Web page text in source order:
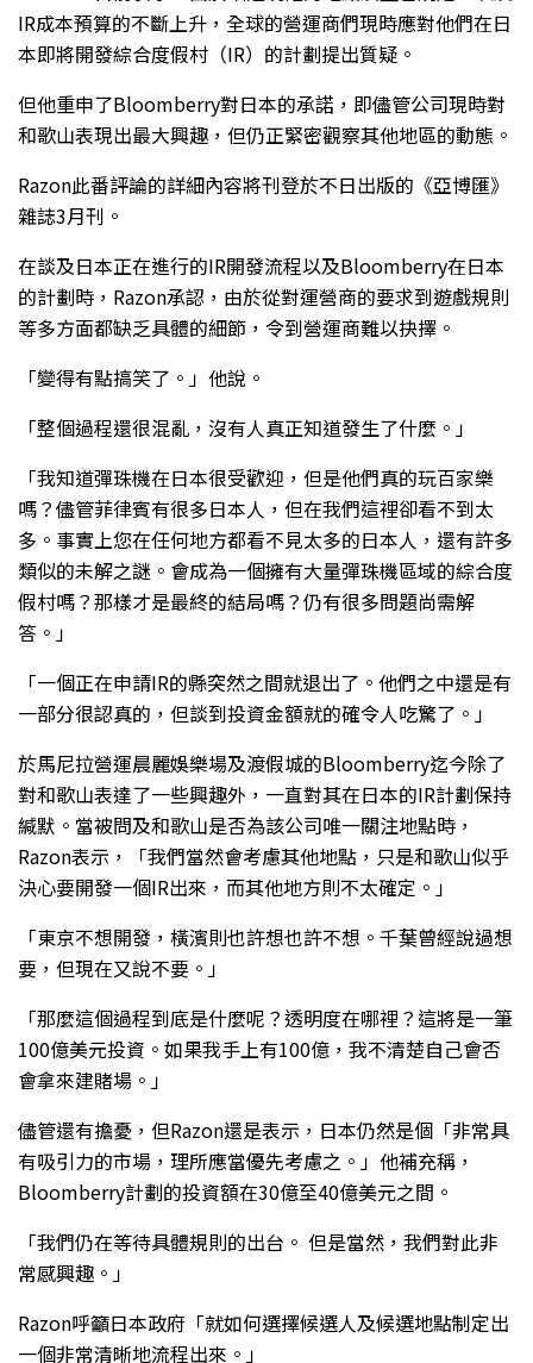
IR成本預算的不斷上升，全球的營運商們現時應對他們在日
本即將開發綜合度假村（IR）的計劃提出質疑。
但他重申了Bloomberry對日本的承諾，即儘管公司現時對
和歌山表現出最大興趣，但仍正緊密觀察其他地區的動態。
Razon此番評論的詳細內容將刊登於不日出版的《亞博匯》
雜誌3月刊。
在談及日本正在進行的IR開發流程以及Bloomberry在日本
的計劃時，Razon承認，由於從對運營商的要求到遊戲規則
等多方面都缺乏具體的細節，令到營運商難以抉擇。
「變得有點搞笑了。」他說。
「整個過程還很混亂，沒有人真正知道發生了什麼。」
「我知道彈珠機在日本很受歡迎，但是他們真的玩百家樂
嗎？儘管菲律賓有很多日本人，但在我們這裡卻看不到太
多。事實上您在任何地方都看不見太多的日本人，還有許多
類似的未解之謎。會成為一個擁有大量彈珠機區域的綜合度
假村嗎？那樣才是最終的結局嗎？仍有很多問題尚需解
答。」
「一個正在申請IR的縣突然之間就退出了。他們之中還是有
一部分很認真的，但談到投資金額就的確令人吃驚了。」
於馬尼拉營運晨麗娛樂場及渡假城的Bloomberry迄今除了
對和歌山表達了一些興趣外，一直對其在日本的IR計劃保持
緘默。當被問及和歌山是否為該公司唯一關注地點時，
Razon表示，「我們當然會考慮其他地點，只是和歌山似乎
決心要開發一個IR出來，而其他地方則不太確定。」
「東京不想開發，橫濱則也許想也許不想。千葉曾經說過想
要，但現在又說不要。」
「那麼這個過程到底是什麼呢？透明度在哪裡？這將是一筆
100億美元投資。如果我手上有100億，我不清楚自己會否
會拿來建賭場。」
儘管還有擔憂，但Razon還是表示，日本仍然是個「非常具
有吸引力的市場，理所應當優先考慮之。」他補充稱，
Bloomberry計劃的投資額在30億至40億美元之間。
「我們仍在等待具體規則的出台。 但是當然，我們對此非
常感興趣。」
Razon呼籲日本政府「就如何選擇候選人及候選地點制定出
一個非常清晰地流程出來。」